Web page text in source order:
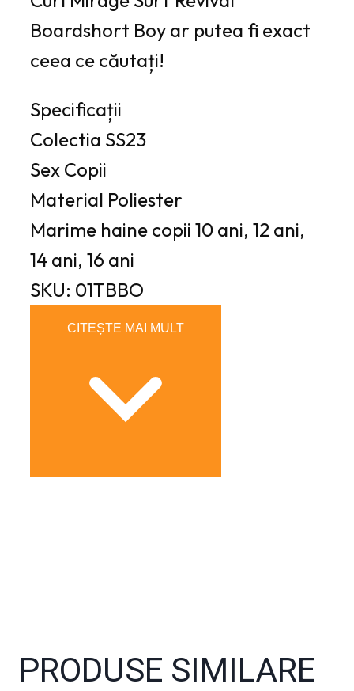
Boardshort Boy ar putea fi exact
ceea ce căutați!
Specificații
Colectia SS23
Sex Copii
Material Poliester
Marime haine copii 10 ani, 12 ani,
14 ani, 16 ani
SKU: 01TBBO
PRODUSE SIMILARE